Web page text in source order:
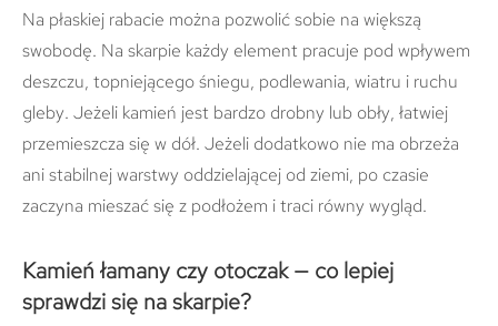
Na płaskiej rabacie można pozwolić sobie na większą
swobodę. Na skarpie każdy element pracuje pod wpływem
deszczu, topniejącego śniegu, podlewania, wiatru i ruchu
gleby. Jeżeli kamień jest bardzo drobny lub obły, łatwiej
przemieszcza się w dół. Jeżeli dodatkowo nie ma obrzeża
ani stabilnej warstwy oddzielającej od ziemi, po czasie
zaczyna mieszać się z podłożem i traci równy wygląd.
Kamień łamany czy otoczak — co lepiej
sprawdzi się na skarpie?